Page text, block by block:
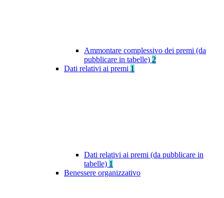
Ammontare complessivo dei premi (da
pubblicare in tabelle) 2
Dati relativi ai premi 1
Dati relativi ai premi (da pubblicare in
tabelle) 1
Benessere organizzativo